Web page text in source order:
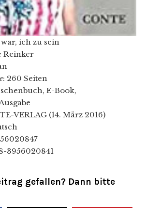
war, ich zu sein
Reinker
: 260 Seiten
E-Book,
VERLAG (14. März 2016)
3956020841
gefallen? Dann bitte